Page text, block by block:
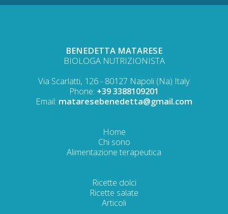
BENEDETTA MATARESE
BIOLOGA NUTRIZIONISTA
Via Scarlatti, 126 - 80127 Napoli (Na) Italy
Phone: +39 3388109201
Email: mataresebenedetta@gmail.com
Home
Chi sono
Alimentazione terapeutica
Ricette dolci
Ricette salate
Articoli